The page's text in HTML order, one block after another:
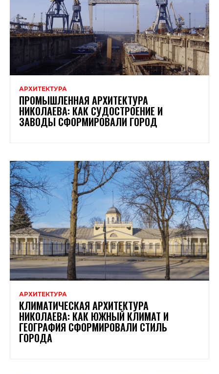
АРХИТЕКТУРА
ПРОМЫШЛЕННАЯ АРХИТЕКТУРА
НИКОЛАЕВА: КАК СУДОСТРОЕНИЕ И
ЗАВОДЫ СФОРМИРОВАЛИ ГОРОД
АРХИТЕКТУРА
КЛИМАТИЧЕСКАЯ АРХИТЕКТУРА
НИКОЛАЕВА: КАК ЮЖНЫЙ КЛИМАТ И
ГЕОГРАФИЯ СФОРМИРОВАЛИ СТИЛЬ
ГОРОДА